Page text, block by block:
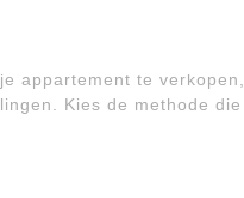
appartement te
Kies de methode